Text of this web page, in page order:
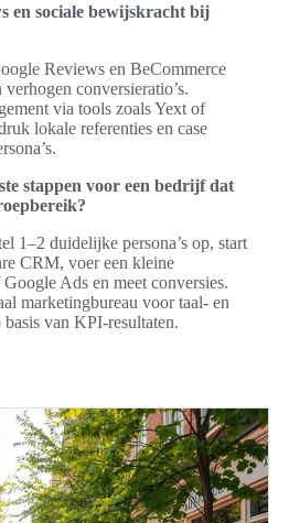
en sociale bewijskracht bij
Reviews en BeCommerce
conversieratio’s.
via tools zoals Yext of
lokale referenties en case
stappen voor een bedrijf dat
1–2 duidelijke persona’s op, start
CRM, voer een kleine
Ads en meet conversies.
marketingbureau voor taal- en
van KPI-resultaten.